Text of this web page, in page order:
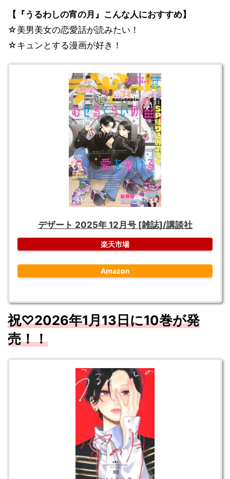
【『うるわしの宵の月』こんな人におすすめ】
☆美男美女の恋愛話が読みたい！
☆キュンとする漫画が好き！
デザート 2025年 12月号 [雑誌]/講談社
楽天市場
Amazon
祝♡2026年1月13日に10巻が発
売！！